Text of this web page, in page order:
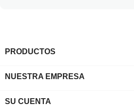
PRODUCTOS
NUESTRA EMPRESA
SU CUENTA